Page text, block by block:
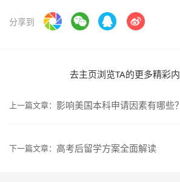
分享到
去主页浏览TA的更多精彩
上一篇文章： 影响美国本科申请因素有哪些？
下一篇文章： 高考后留学方案全面解读